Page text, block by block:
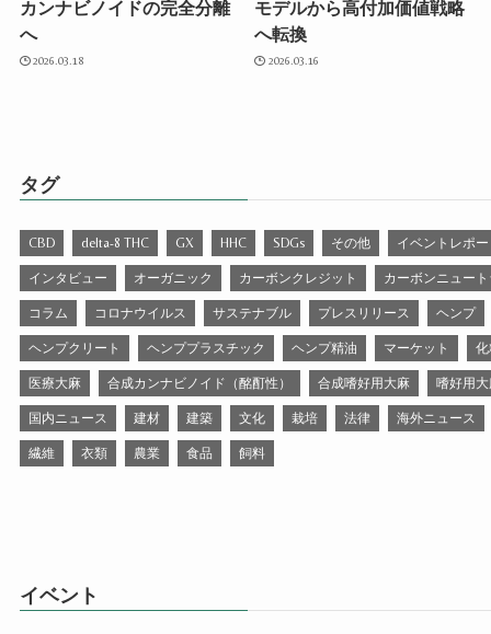
カンナビノイドの完全分離
へ
2026.03.18
モデルから高付加価値戦略
へ転換
2026.03.16
タグ
CBD delta-8 THC GX HHC SDGs その他 イベントレポ
インタビュー オーガニック カーボンクレジット カーボンニュー
コラム コロナウイルス サステナブル プレスリリース ヘンプ
ヘンプクリート ヘンププラスチック ヘンプ精油 マーケット
医療大麻 合成カンナビノイド（酩酊性） 合成嗜好用大麻 嗜好用
国内ニュース 建材 建築 文化 栽培 法律 海外ニュース
繊維 衣類 農業 食品 飼料
イベント